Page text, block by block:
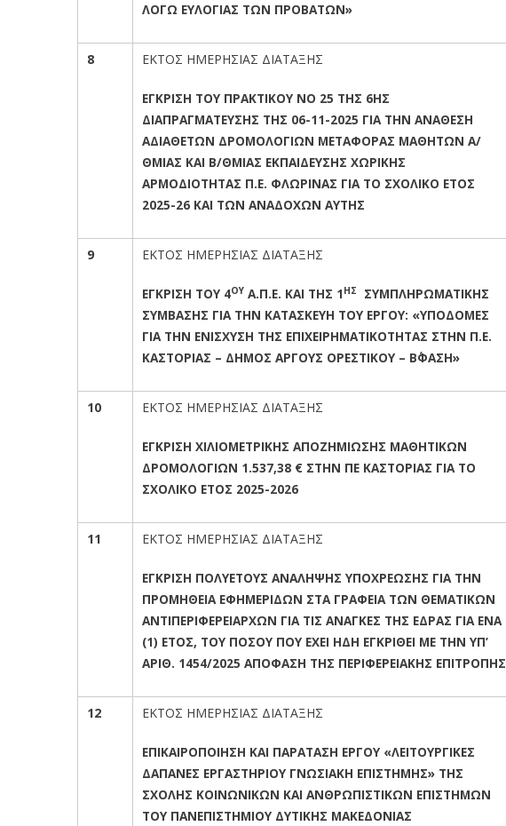
ΛΟΓΩ ΕΥΛΟΓΙΑΣ ΤΩΝ ΠΡΟΒΑΤΩΝ»
8 ΕΚΤΟΣ ΗΜΕΡΗΣΙΑΣ ΔΙΑΤΑΞΗΣ
ΕΓΚΡΙΣΗ ΤΟΥ ΠΡΑΚΤΙΚΟΥ ΝΟ 25 ΤΗΣ 6ΗΣ
ΔΙΑΠΡΑΓΜΑΤΕΥΣΗΣ ΤΗΣ 06-11-2025 ΓΙΑ ΤΗΝ ΑΝΑΘΕΣΗ
ΑΔΙΑΘΕΤΩΝ ΔΡΟΜΟΛΟΓΙΩΝ ΜΕΤΑΦΟΡΑΣ ΜΑΘΗΤΩΝ Α/
ΘΜΙΑΣ ΚΑΙ Β/ΘΜΙΑΣ ΕΚΠΑΙΔΕΥΣΗΣ ΧΩΡΙΚΗΣ
ΑΡΜΟΔΙΟΤΗΤΑΣ Π.Ε. ΦΛΩΡΙΝΑΣ ΓΙΑ ΤΟ ΣΧΟΛΙΚΟ ΕΤΟΣ
2025-26 ΚΑΙ ΤΩΝ ΑΝΑΔΟΧΩΝ ΑΥΤΗΣ
9 ΕΚΤΟΣ ΗΜΕΡΗΣΙΑΣ ΔΙΑΤΑΞΗΣ
ΕΓΚΡΙΣΗ ΤΟΥ 4ΟΥ Α.Π.Ε. ΚΑΙ ΤΗΣ 1 ΗΣ
ΣΥΜΠΛΗΡΩΜΑΤΙΚΗΣ
ΣΥΜΒΑΣΗΣ ΓΙΑ ΤΗΝ ΚΑΤΑΣΚΕΥΗ ΤΟΥ ΕΡΓΟΥ: «ΥΠΟΔΟΜΕΣ
ΓΙΑ ΤΗΝ ΕΝΙΣΧΥΣΗ ΤΗΣ ΕΠΙΧΕΙΡΗΜΑΤΙΚΟΤΗΤΑΣ ΣΤΗΝ Π.Ε.
ΚΑΣΤΟΡΙΑΣ – ΔΗΜΟΣ ΑΡΓΟΥΣ ΟΡΕΣΤΙΚΟΥ – Β΄ΦΑΣΗ»
10 ΕΚΤΟΣ ΗΜΕΡΗΣΙΑΣ ΔΙΑΤΑΞΗΣ
ΕΓΚΡΙΣΗ ΧΙΛΙΟΜΕΤΡΙΚΗΣ ΑΠΟΖΗΜΙΩΣΗΣ ΜΑΘΗΤΙΚΩΝ
ΔΡΟΜΟΛΟΓΙΩΝ 1.537,38 € ΣΤΗΝ ΠΕ ΚΑΣΤΟΡΙΑΣ ΓΙΑ ΤΟ
ΣΧΟΛΙΚΟ ΕΤΟΣ 2025-2026
11 ΕΚΤΟΣ ΗΜΕΡΗΣΙΑΣ ΔΙΑΤΑΞΗΣ
ΕΓΚΡΙΣΗ ΠΟΛΥΕΤΟΥΣ ΑΝΑΛΗΨΗΣ ΥΠΟΧΡΕΩΣΗΣ ΓΙΑ ΤΗΝ
ΠΡΟΜΗΘΕΙΑ ΕΦΗΜΕΡΙΔΩΝ ΣΤΑ ΓΡΑΦΕΙΑ ΤΩΝ ΘΕΜΑΤΙΚΩΝ
ΑΝΤΙΠΕΡΙΦΕΡΕΙΑΡΧΩΝ ΓΙΑ ΤΙΣ ΑΝΑΓΚΕΣ ΤΗΣ ΕΔΡΑΣ ΓΙΑ ΕΝΑ
(1) ΕΤΟΣ, ΤΟΥ ΠΟΣΟΥ ΠΟΥ ΕΧΕΙ ΗΔΗ ΕΓΚΡΙΘΕΙ ΜΕ ΤΗΝ ΥΠ’
ΑΡΙΘ. 1454/2025 ΑΠΟΦΑΣΗ ΤΗΣ ΠΕΡΙΦΕΡΕΙΑΚΗΣ ΕΠΙΤΡΟΠΗΣ
12 ΕΚΤΟΣ ΗΜΕΡΗΣΙΑΣ ΔΙΑΤΑΞΗΣ
ΕΠΙΚΑΙΡΟΠΟΙΗΣΗ ΚΑΙ ΠΑΡΑΤΑΣΗ ΕΡΓΟΥ «ΛΕΙΤΟΥΡΓΙΚΕΣ
ΔΑΠΑΝΕΣ ΕΡΓΑΣΤΗΡΙΟΥ ΓΝΩΣΙΑΚΗ ΕΠΙΣΤΗΜΗΣ» ΤΗΣ
ΣΧΟΛΗΣ ΚΟΙΝΩΝΙΚΩΝ ΚΑΙ ΑΝΘΡΩΠΙΣΤΙΚΩΝ ΕΠΙΣΤΗΜΩΝ
ΤΟΥ ΠΑΝΕΠΙΣΤΗΜΙΟΥ ΔΥΤΙΚΗΣ ΜΑΚΕΔΟΝΙΑΣ